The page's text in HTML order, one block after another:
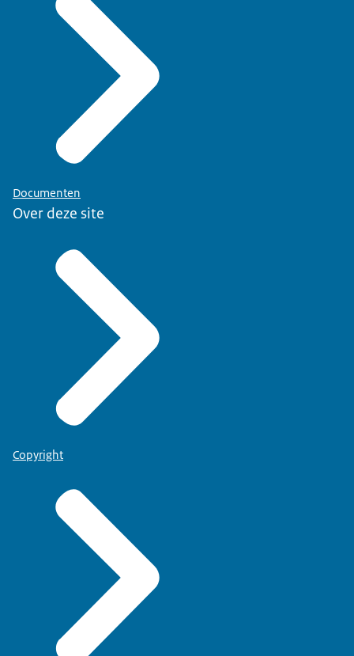
Documenten
Over deze site
Copyright